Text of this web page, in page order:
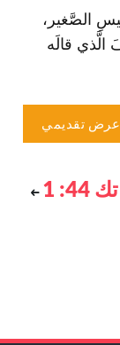
الصَّغير،
قالَه
عرض تقديمي
تك 44: 1